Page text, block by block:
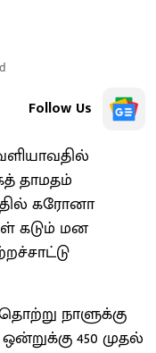
Follow Us
தாமதம்
கரோனா
கடும் மன
நாளுக்கு
450 முதல்